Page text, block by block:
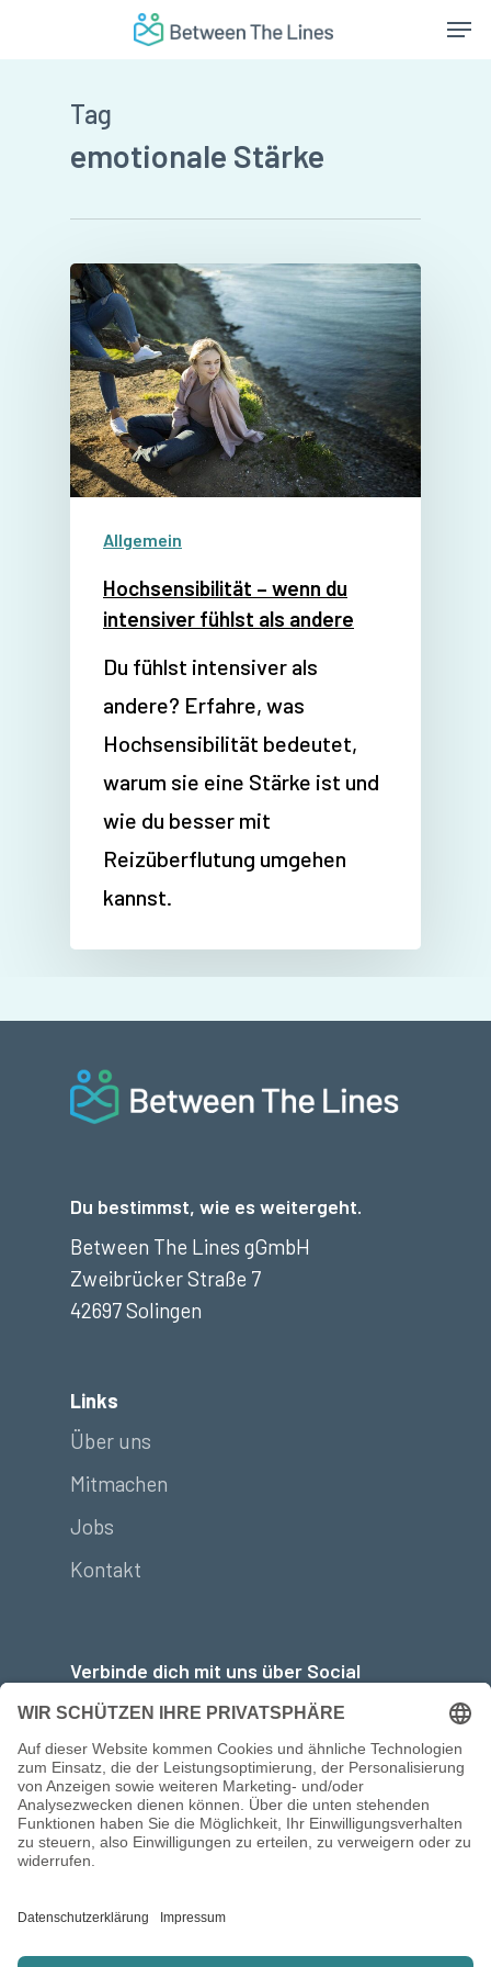
Menu
Tag
emotionale Stärke
Allgemein
Hochsensibilität – wenn du
intensiver fühlst als andere
Du fühlst intensiver als
andere? Erfahre, was
Hochsensibilität bedeutet,
warum sie eine Stärke ist und
wie du besser mit
Reizüberflutung umgehen
kannst.
Du bestimmst, wie es weitergeht.
Between The Lines gGmbH
Zweibrücker Straße 7
42697 Solingen
Links
Über uns
Mitmachen
Jobs
Kontakt
Verbinde dich mit uns über Social
Media: